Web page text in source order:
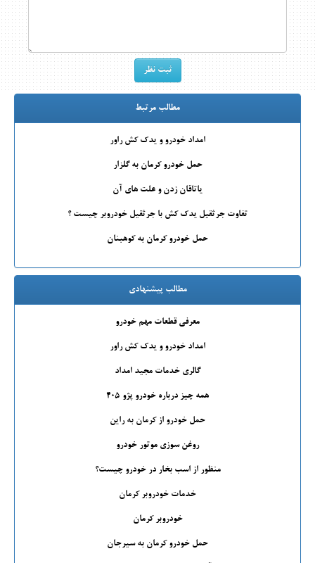
مطالب مرتبط
امداد خودرو و یدک کش راور
حمل خودرو کرمان به گلزار
یاتاقان زدن و علت های آن
تفاوت جرثقیل یدک کش با جرثقیل خودروبر چیست ؟
حمل خودرو کرمان به کوهبنان
مطالب پیشنهادی
معرفی قطعات مهم خودرو
امداد خودرو و یدک کش راور
گالری خدمات مجید امداد
همه چیز درباره خودرو پژو 405
حمل خودرو از کرمان به راین
روغن سوزی موتور خودرو
منظور از اسب بخار در خودرو چیست؟
خدمات خودروبر کرمان
خودروبر کرمان
حمل خودرو کرمان به سیرجان